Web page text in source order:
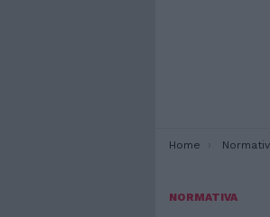
You are here:
Home
NORMATIVA